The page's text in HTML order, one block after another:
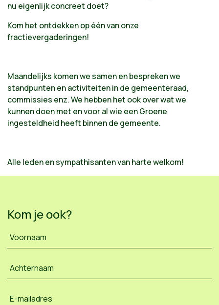
nu eigenlijk concreet doet?
Kom het ontdekken op één van onze
fractievergaderingen!
Maandelijks komen we samen en bespreken we
standpunten en activiteiten in de gemeenteraad,
commissies enz. We hebben het ook over wat we
kunnen doen met en voor al wie een Groene
ingesteldheid heeft binnen de gemeente.
Alle leden en sympathisanten van harte welkom!
Kom je ook?
Voornaam
Achternaam
E-mailadres